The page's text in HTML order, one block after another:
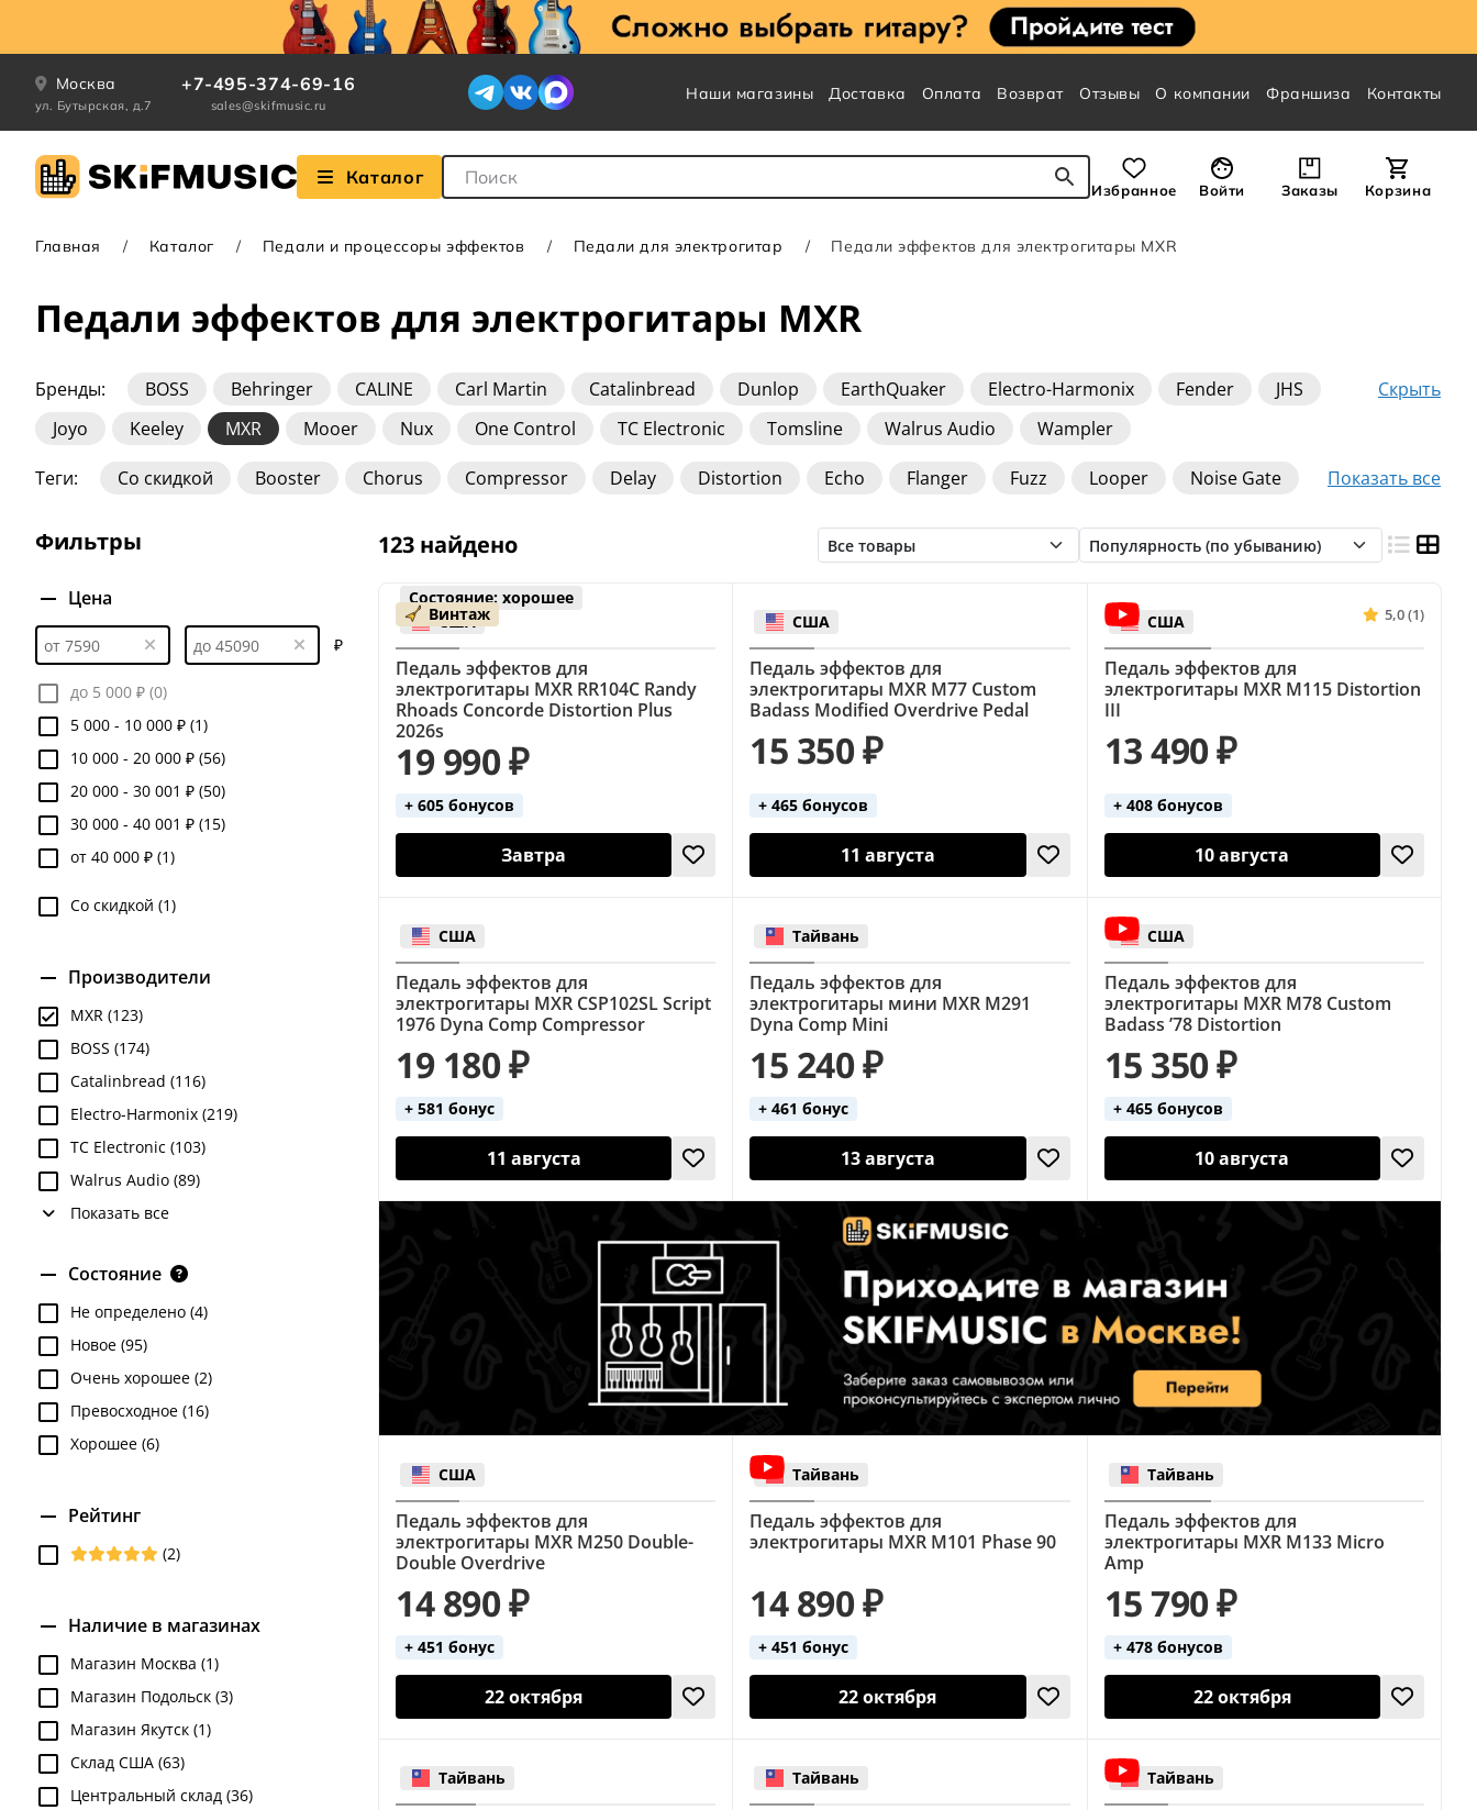
Москва
ул. Бутырская, д.7
+7-495-374-69-16
sales@skifmusic.ru
Наши магазины Доставка Оплата Возврат Отзывы О компании Франшиза Контакты
Каталог Поле для Поиска
Избранное Войти Заказы Корзина
Главная Каталог Педали и процессоры эффектов Педали для электрогитар Педали эффектов для электрогитары MXR
Педали эффектов для электрогитары MXR
Бренды: Скрыть
BOSS Behringer CALINE Carl Martin Catalinbread Dunlop EarthQuaker Electro-Harmonix Fender
JHS
Joyo
Keeley MXR Mooer Nux One Control TC Electronic Tomsline Walrus Audio Wampler
Теги: Показать все
Со скидкой Booster Chorus Compressor Delay Distortion Echo Flanger Fuzz Looper
Noise Gate
Фильтры
Цена
₽
до 5 000 ₽ (0)
5 000 - 10 000 ₽ (1)
10 000 - 20 000 ₽ (56)
20 000 - 30 001 ₽ (50)
30 000 - 40 001 ₽ (15)
от 40 000 ₽ (1)
Со скидкой (1)
Производители
MXR (123)
BOSS (174)
Catalinbread (116)
Electro-Harmonix (219)
TC Electronic (103)
Walrus Audio (89)
Показать все
Состояние
Не определено (4)
Новое (95)
Очень хорошее (2)
Превосходное (16)
Хорошее (6)
Рейтинг
(2)
Наличие в магазинах
Магазин Москва (1)
Магазин Подольск (3)
Магазин Якутск (1)
Склад США (63)
Центральный склад (36)
123 найдено
Винтаж
Педаль эффектов для
электрогитары MXR RR104C Randy
Rhoads Concorde Distortion Plus
2026s
Состояние: хорошее
США
19 990 ₽
+ 605 бонусов
Завтра
Педаль эффектов для
электрогитары MXR M77 Custom
Badass Modified Overdrive Pedal
США
15 350 ₽
+ 465 бонусов
11 августа
5,0 (1)
Педаль эффектов для
электрогитары MXR M115 Distortion
III
США
13 490 ₽
+ 408 бонусов
10 августа
Педаль эффектов для
электрогитары MXR CSP102SL Script
1976 Dyna Comp Compressor
США
19 180 ₽
+ 581 бонус
11 августа
Педаль эффектов для
электрогитары мини MXR M291
Dyna Comp Mini
Тайвань
15 240 ₽
+ 461 бонус
13 августа
Педаль эффектов для
электрогитары MXR M78 Custom
Badass ’78 Distortion
США
15 350 ₽
+ 465 бонусов
10 августа
Педаль эффектов для
электрогитары MXR M250 Double-
Double Overdrive
США
14 890 ₽
+ 451 бонус
22 октября
Педаль эффектов для
электрогитары MXR M101 Phase 90
Тайвань
14 890 ₽
+ 451 бонус
22 октября
Педаль эффектов для
электрогитары MXR M133 Micro
Amp
Тайвань
15 790 ₽
+ 478 бонусов
22 октября
Тайвань Тайвань Тайвань